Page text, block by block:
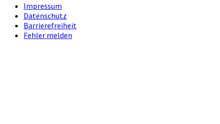
Impressum
Datenschutz
Barrierefreiheit
Fehler melden